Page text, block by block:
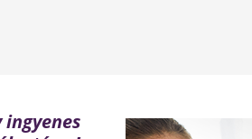
ingyenes